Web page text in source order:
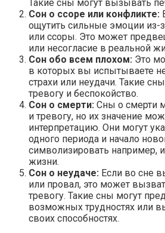
Такие сны могут вызывать
Сон о ссоре или конфликте:
ощутить сильные эмоции из-
или ссоры. Это может
или несогласие в реальной
Сон обо всем плохом: Это
в которых вы испытываете
страхи или неудачи. Такие
тревогу и беспокойство.
Сон о смерти: Сны о смерти
и тревогу, но их значение
интерпретацию. Они могут
одного периода и начало
символизировать например,
жизни.
Сон о неудаче: Если во сне
или провал, это может
тревогу. Такие сны могут
возможных трудностях или
своих способностях.